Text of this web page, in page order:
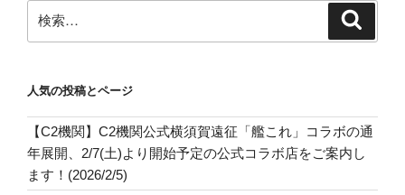
索:
人気の投稿とページ
【C2機関】C2機関公式横須賀遠征「艦これ」コラボの通
年展開、2/7(土)より開始予定の公式コラボ店をご案内し
ます！(2026/2/5)